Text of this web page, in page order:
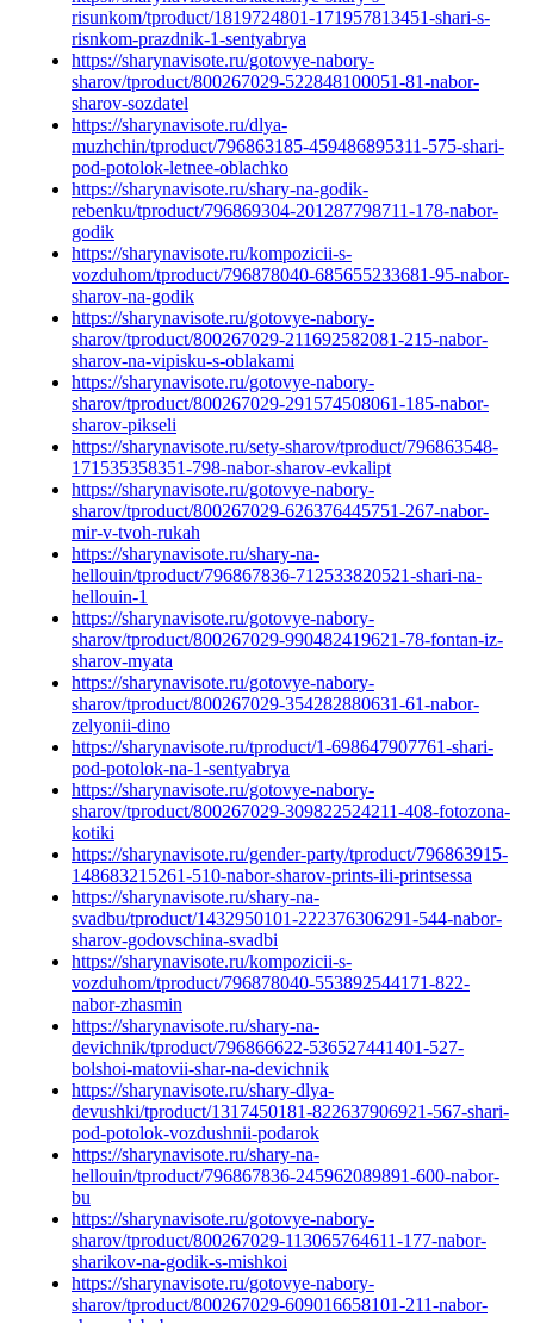
risunkom/tproduct/1819724801-171957813451-shari-s-
risnkom-prazdnik-1-sentyabrya
https://sharynavisote.ru/gotovye-nabory-
sharov/tproduct/800267029-522848100051-81-nabor-
sharov-sozdatel
https://sharynavisote.ru/dlya-
muzhchin/tproduct/796863185-459486895311-575-shari-
pod-potolok-letnee-oblachko
https://sharynavisote.ru/shary-na-godik-
rebenku/tproduct/796869304-201287798711-178-nabor-
godik
https://sharynavisote.ru/kompozicii-s-
vozduhom/tproduct/796878040-685655233681-95-nabor-
sharov-na-godik
https://sharynavisote.ru/gotovye-nabory-
sharov/tproduct/800267029-211692582081-215-nabor-
sharov-na-vipisku-s-oblakami
https://sharynavisote.ru/gotovye-nabory-
sharov/tproduct/800267029-291574508061-185-nabor-
sharov-pikseli
https://sharynavisote.ru/sety-sharov/tproduct/796863548-
171535358351-798-nabor-sharov-evkalipt
https://sharynavisote.ru/gotovye-nabory-
sharov/tproduct/800267029-626376445751-267-nabor-
mir-v-tvoh-rukah
https://sharynavisote.ru/shary-na-
hellouin/tproduct/796867836-712533820521-shari-na-
hellouin-1
https://sharynavisote.ru/gotovye-nabory-
sharov/tproduct/800267029-990482419621-78-fontan-iz-
sharov-myata
https://sharynavisote.ru/gotovye-nabory-
sharov/tproduct/800267029-354282880631-61-nabor-
zelyonii-dino
https://sharynavisote.ru/tproduct/1-698647907761-shari-
pod-potolok-na-1-sentyabrya
https://sharynavisote.ru/gotovye-nabory-
sharov/tproduct/800267029-309822524211-408-fotozona-
kotiki
https://sharynavisote.ru/gender-party/tproduct/796863915-
148683215261-510-nabor-sharov-prints-ili-printsessa
https://sharynavisote.ru/shary-na-
svadbu/tproduct/1432950101-222376306291-544-nabor-
sharov-godovschina-svadbi
https://sharynavisote.ru/kompozicii-s-
vozduhom/tproduct/796878040-553892544171-822-
nabor-zhasmin
https://sharynavisote.ru/shary-na-
devichnik/tproduct/796866622-536527441401-527-
bolshoi-matovii-shar-na-devichnik
https://sharynavisote.ru/shary-dlya-
devushki/tproduct/1317450181-822637906921-567-shari-
pod-potolok-vozdushnii-podarok
https://sharynavisote.ru/shary-na-
hellouin/tproduct/796867836-245962089891-600-nabor-
bu
https://sharynavisote.ru/gotovye-nabory-
sharov/tproduct/800267029-113065764611-177-nabor-
sharikov-na-godik-s-mishkoi
https://sharynavisote.ru/gotovye-nabory-
sharov/tproduct/800267029-609016658101-211-nabor-